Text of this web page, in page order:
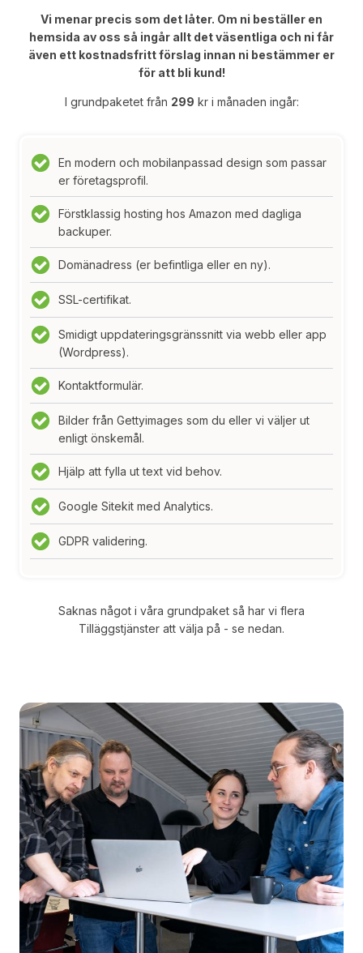
Vi menar precis som det låter. Om ni beställer en
hemsida av oss så ingår allt det väsentliga och ni får
även ett kostnadsfritt förslag innan ni bestämmer er
för att bli kund!
I grundpaketet från 299 kr i månaden ingår:
En modern och mobilanpassad design som passar
er företagsprofil.
Förstklassig hosting hos Amazon med dagliga
backuper.
Domänadress (er befintliga eller en ny).
SSL-certifikat.
Smidigt uppdateringsgränssnitt via webb eller app
(Wordpress).
Kontaktformulär.
Bilder från Gettyimages som du eller vi väljer ut
enligt önskemål.
Hjälp att fylla ut text vid behov.
Google Sitekit med Analytics.
GDPR validering.
Saknas något i våra grundpaket så har vi flera
Tilläggstjänster att välja på - se nedan.